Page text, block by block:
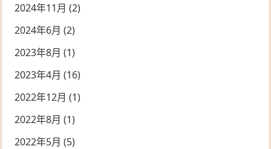
2024年11月 (2)
2024年6月 (2)
2023年8月 (1)
2023年4月 (16)
2022年12月 (1)
2022年8月 (1)
2022年5月 (5)